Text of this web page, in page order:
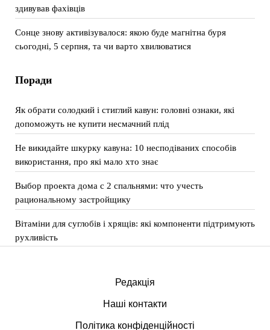
здивував фахівців
Сонце знову активізувалося: якою буде магнітна буря
сьогодні, 5 серпня, та чи варто хвилюватися
Поради
Як обрати солодкий і стиглий кавун: головні ознаки, які
допоможуть не купити несмачний плід
Не викидайте шкурку кавуна: 10 несподіваних способів
використання, про які мало хто знає
Выбор проекта дома с 2 спальнями: что учесть
рациональному застройщику
Вітаміни для суглобів і хрящів: які компоненти підтримують
рухливість
Редакція
Наші контакти
Політика конфіденційності